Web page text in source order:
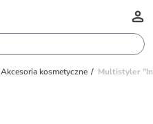
Akcesoria kosmetyczne Multistyler